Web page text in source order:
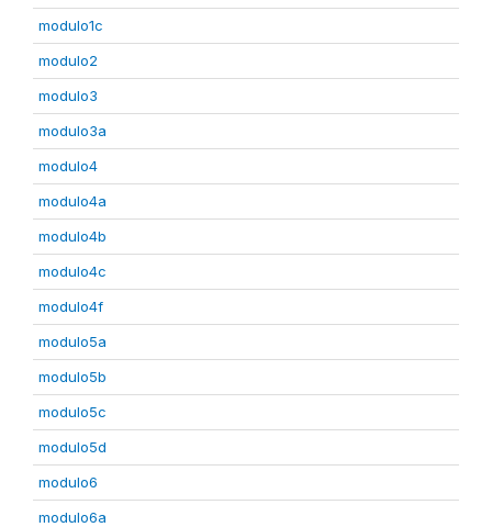
modulo1c
modulo2
modulo3
modulo3a
modulo4
modulo4a
modulo4b
modulo4c
modulo4f
modulo5a
modulo5b
modulo5c
modulo5d
modulo6
modulo6a